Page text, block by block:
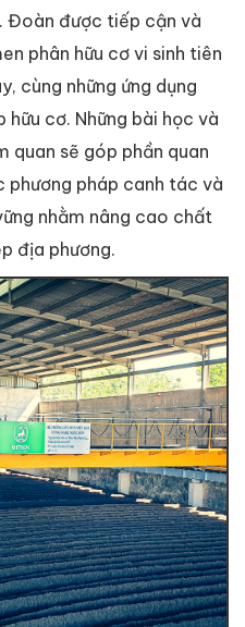
Đoàn được tiếp cận và
phân hữu cơ vi sinh tiên
cùng những ứng dụng
cơ. Những bài học và
quan sẽ góp phần quan
pháp canh tác và
nhằm nâng cao chất
địa phương.